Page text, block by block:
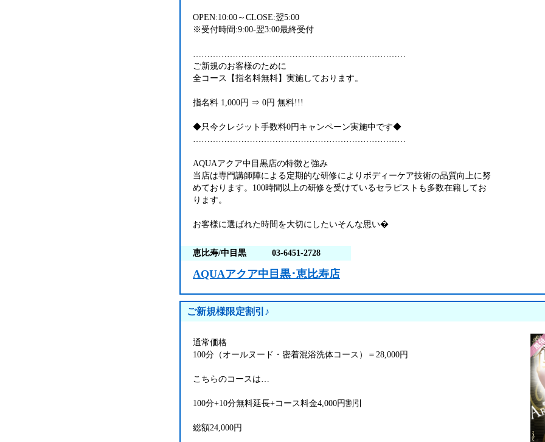
OPEN:10:00～CLOSE:翌5:00
※受付時間:9:00-翌3:00最終受付
…………………………………………………………………
ご新規のお客様のために
全コース【指名料無料】実施しております。
指名料 1,000円 ⇒ 0円 無料!!!
◆只今クレジット手数料0円キャンペーン実施中です◆
…………………………………………………………………
AQUAアクア中目黒店の特徴と強み
当店は専門講師陣による定期的な研修によりボディーケア技術の品質向上に努
めております。100時間以上の研修を受けているセラピストも多数在籍してお
ります。
お客様に選ばれた時間を大切にしたいそんな思い�
恵比寿/中目黒 03-6451-2728
AQUAアクア中目黒･恵比寿店
ご新規様限定割引♪
通常価格
100分（オールヌード・密着混浴洗体コース）＝28,000円
こちらのコースは…
100分+10分無料延長+コース料金4,000円割引
総額24,000円